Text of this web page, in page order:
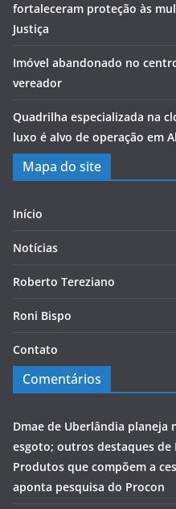
fortaleceram proteção às
Justiça
Imóvel abandonado no
vereador
Quadrilha especializada na
luxo é alvo de operação em
Mapa do site
Início
Notícias
Roberto Tereziano
Roni Bispo
Contato
Comentários
Dmae de Uberlândia
esgoto; outros destaques de
Produtos que compõem a
aponta pesquisa do Procon